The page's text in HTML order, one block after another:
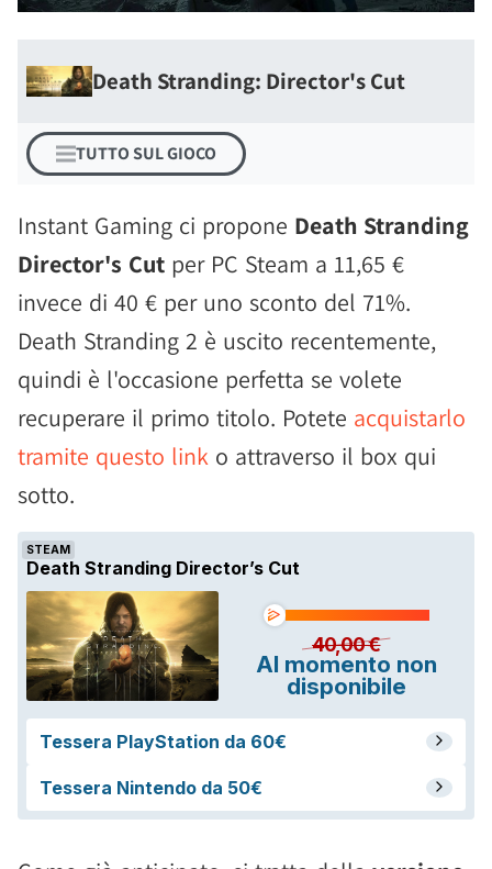
Death Stranding: Director's Cut
TUTTO SUL GIOCO
Instant Gaming ci propone Death Stranding
Director's Cut per PC Steam a 11,65 €
invece di 40 € per uno sconto del 71%.
Death Stranding 2 è uscito recentemente,
quindi è l'occasione perfetta se volete
recuperare il primo titolo. Potete acquistarlo
tramite questo link o attraverso il box qui
sotto.